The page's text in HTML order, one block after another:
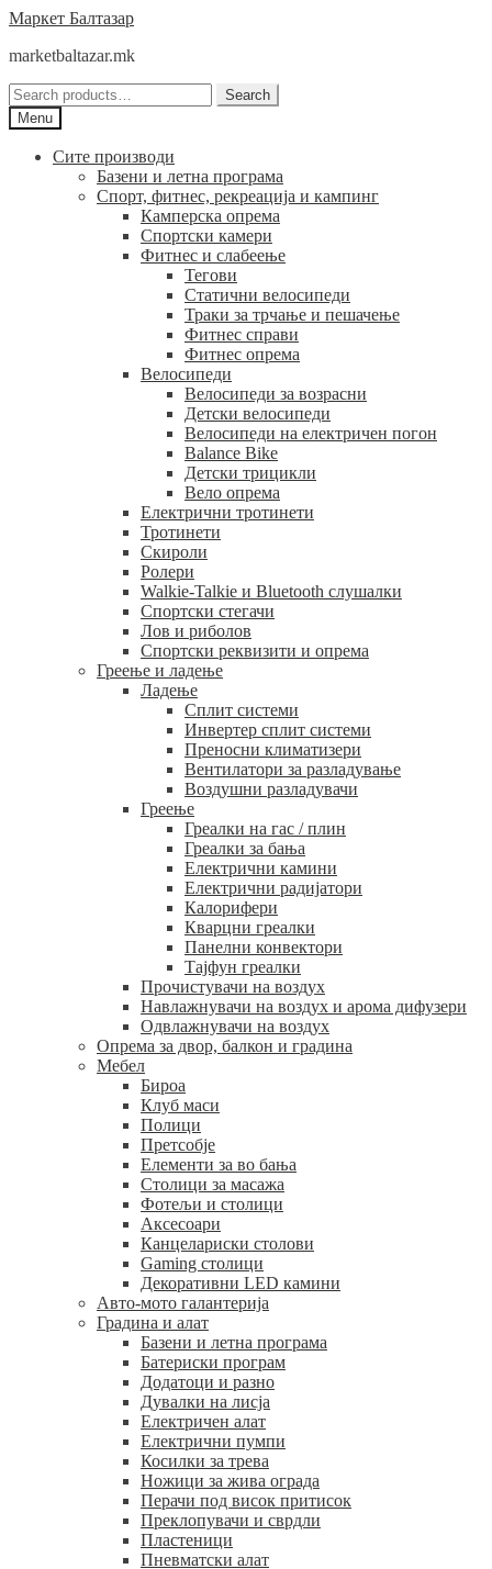
Skip
navigation
Skip
content
Маркет Балтазар
marketbaltazar.mk
Search
for:
Search
Menu
Сите производи
Базени и летна програма
Спорт, фитнес, рекреација и кампинг
Камперска опрема
Спортски камери
Фитнес и слабеење
Тегови
Статични велосипеди
Траки за трчање и пешачење
Фитнес справи
Фитнес опрема
Велосипеди
Велосипеди за возрасни
Детски велосипеди
Велосипеди на електричен погон
Balance Bike
Детски трицикли
Вело опрема
Електрични тротинети
Тротинети
Скироли
Ролери
Walkie-Talkie и Bluetooth слушалки
Спортски стегачи
Лов и риболов
Спортски реквизити и опрема
Греење и ладење
Ладење
Сплит системи
Инвертер сплит системи
Преносни климатизери
Вентилатори за разладување
Воздушни разладувачи
Греење
Греалки на гас / плин
Греалки за бања
Електрични камини
Електрични радијатори
Калорифери
Кварцни греалки
Панелни конвектори
Тајфун греалки
Прочистувачи на воздух
Навлажнувачи на воздух и арома дифузери
Одвлажнувачи на воздух
Опрема за двор, балкон и градина
Мебел
Бироа
Клуб маси
Полици
Претсобје
Елементи за во бања
Столици за масажа
Фотељи и столици
Аксесоари
Канцелариски столови
Gaming столици
Декоративни LED камини
Авто-мото галантерија
Градина и алат
Базени и летна програма
Батериски програм
Додатоци и разно
Дувалки на лисја
Електричен алат
Електрични пумпи
Косилки за трева
Ножици за жива ограда
Перачи под висок притисок
Преклопувачи и сврдли
Пластеници
Пневматски алат